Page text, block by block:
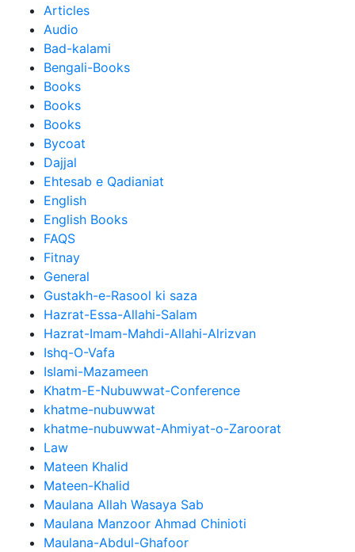
Articles
Audio
Bad-kalami
Bengali-Books
Books
Books
Books
Bycoat
Dajjal
Ehtesab e Qadianiat
English
English Books
FAQS
Fitnay
General
Gustakh-e-Rasool ki saza
Hazrat-Essa-Allahi-Salam
Hazrat-Imam-Mahdi-Allahi-Alrizvan
Ishq-O-Vafa
Islami-Mazameen
Khatm-E-Nubuwwat-Conference
khatme-nubuwwat
khatme-nubuwwat-Ahmiyat-o-Zaroorat
Law
Mateen Khalid
Mateen-Khalid
Maulana Allah Wasaya Sab
Maulana Manzoor Ahmad Chinioti
Maulana-Abdul-Ghafoor